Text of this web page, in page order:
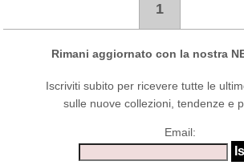
1
Rimani aggiornato con la nostra
Iscriviti subito per ricevere tutte le
sulle nuove collezioni, tendenze e
Email: